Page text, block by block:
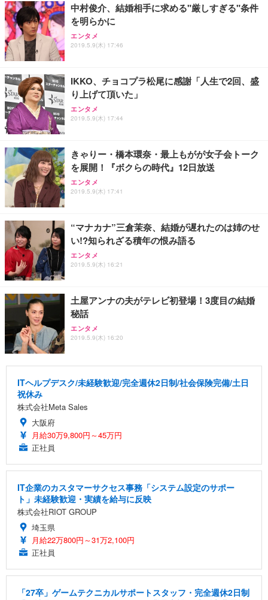
中村俊介、結婚相手に求める"厳しすぎる"条件
を明らかに
エンタメ
2019.5.9(木) 17:46
IKKO、チョコプラ松尾に感謝「人生で2回、盛
り上げて頂いた」
エンタメ
2019.5.9(木) 17:44
きゃりー・橋本環奈・最上もがが女子会トーク
を展開！『ボクらの時代』12日放送
エンタメ
2019.5.9(木) 17:41
“マナカナ”三倉茉奈、結婚が遅れたのは姉のせ
い!?知られざる積年の恨み語る
エンタメ
2019.5.9(木) 16:21
土屋アンナの夫がテレビ初登場！3度目の結婚
秘話
エンタメ
2019.5.9(木) 16:20
ITヘルプデスク/未経験歓迎/完全週休2日制/社会保険完備/土日
祝休み
株式会社Meta Sales
大阪府
月給30万9,800円～45万円
正社員
IT企業のカスタマーサクセス事務「システム設定のサポー
ト」未経験歓迎・実績を給与に反映
株式会社RIOT GROUP
埼玉県
月給22万800円～31万2,100円
正社員
「27卒」ゲームテクニカルサポートスタッフ・完全週休2日制